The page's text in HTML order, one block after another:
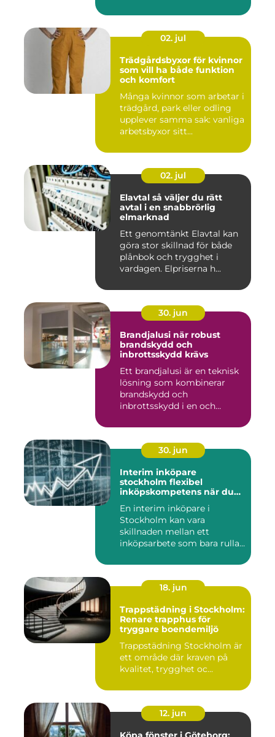
02. jul
Trädgårdsbyxor för kvinnor
som vill ha både funktion
och komfort
Många kvinnor som arbetar i
trädgård, park eller odling
upplever samma sak: vanliga
arbetsbyxor sitt...
02. jul
Elavtal så väljer du rätt
avtal i en snabbrörlig
elmarknad
Ett genomtänkt Elavtal kan
göra stor skillnad för både
plånbok och trygghet i
vardagen. Elpriserna h...
30. jun
Brandjalusi när robust
brandskydd och
inbrottsskydd krävs
Ett brandjalusi är en teknisk
lösning som kombinerar
brandskydd och
inbrottsskydd i en och
30. jun
Interim inköpare
stockholm flexibel
inköpskompetens när du
En interim inköpare i
Stockholm kan vara
skillnaden mellan ett
inköpsarbete som bara rullar
18. jun
Trappstädning i Stockholm:
Renare trapphus för
tryggare boendemiljö
Trappstädning Stockholm är
ett område där kraven på
kvalitet, trygghet oc...
12. jun